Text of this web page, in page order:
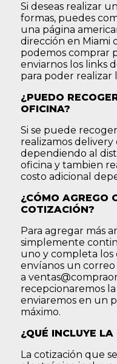
Si deseas realizar
formas, puedes
una página
dirección en Miami
podemos comprar
enviarnos los links
para poder realizar
¿PUEDO
OFICINA?
Si se puede
realizamos delivery
dependiendo al
oficina y tambien
costo adicional
¿CÓMO AGREGO
COTIZACIÓN?
Para agregar más
simplemente
uno y completa los
envíanos un correo
a
recepcionaremos
enviaremos en un
máximo.
¿QUÉ INCLUYE
La cotización que